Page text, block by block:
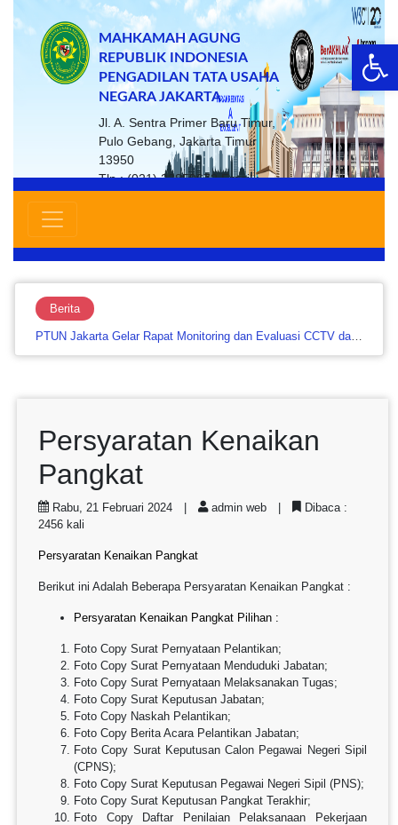
MAHKAMAH AGUNG
REPUBLIK INDONESIA
PENGADILAN TATA USAHA
NEGARA JAKARTA
Jl. A. Sentra Primer Baru Timur,
Pulo Gebang, Jakarta Timur
13950
Tlp : (021) 22859672 Email :
Berita
Persyaratan Kenaikan
Pangkat
Rabu, 21 Februari 2024 | admin web |
Dibaca :
2456 kali
Persyaratan Kenaikan Pangkat
Berikut ini Adalah Beberapa Persyaratan Kenaikan Pangkat :
Persyaratan Kenaikan Pangkat Pilihan :
Foto Copy Surat Pernyataan Pelantikan;
Foto Copy Surat Pernyataan Menduduki Jabatan;
Foto Copy Surat Pernyataan Melaksanakan Tugas;
Foto Copy Surat Keputusan Jabatan;
Foto Copy Naskah Pelantikan;
Foto Copy Berita Acara Pelantikan Jabatan;
Foto Copy Surat Keputusan Calon Pegawai Negeri Sipil
(CPNS);
Foto Copy Surat Keputusan Pegawai Negeri Sipil (PNS);
Foto Copy Surat Keputusan Pangkat Terakhir;
Foto Copy Daftar Penilaian Pelaksanaan Pekerjaan